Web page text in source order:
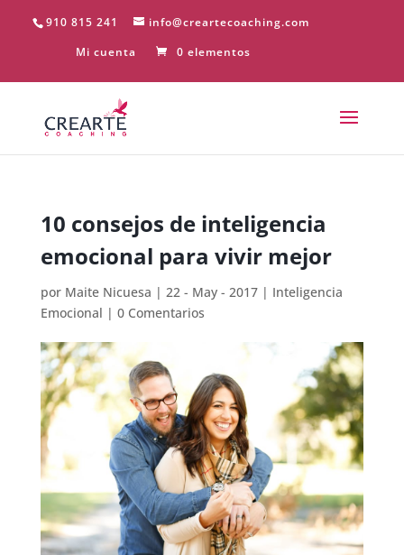
910 815 241
info@creartecoaching.com
Mi cuenta
0 elementos
10 consejos de inteligencia
emocional para vivir mejor
por Maite Nicuesa | 22 - May - 2017| Inteligencia
Emocional | 0 Comentarios